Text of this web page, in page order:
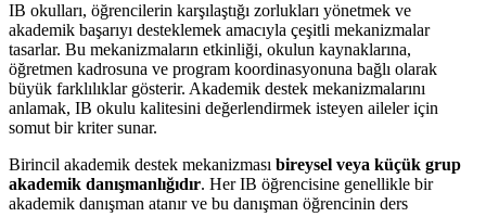
IB okulları, öğrencilerin karşılaştığı zorlukları yönetmek ve
akademik başarıyı desteklemek amacıyla çeşitli mekanizmalar
tasarlar. Bu mekanizmaların etkinliği, okulun kaynaklarına,
öğretmen kadrosuna ve program koordinasyonuna bağlı olarak
büyük farklılıklar gösterir. Akademik destek mekanizmalarını
anlamak, IB okulu kalitesini değerlendirmek isteyen aileler için
somut bir kriter sunar.
Birincil akademik destek mekanizması bireysel veya küçük grup
akademik danışmanlığıdır. Her IB öğrencisine genellikle bir
akademik danışman atanır ve bu danışman öğrencinin ders